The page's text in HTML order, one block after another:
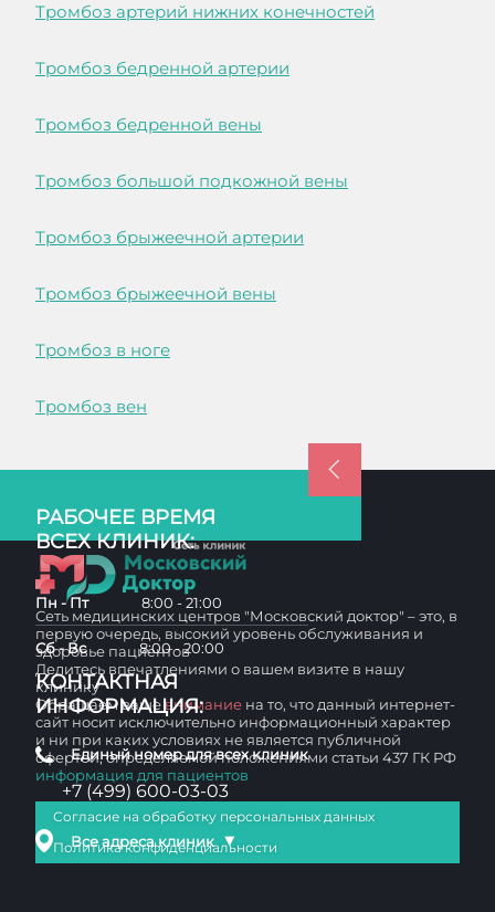
Тромбоз артерий нижних конечностей
Тромбоз бедренной артерии
Тромбоз бедренной вены
Тромбоз большой подкожной вены
Тромбоз брыжеечной артерии
Тромбоз брыжеечной вены
Тромбоз в ноге
Тромбоз вен
РАБОЧЕЕ ВРЕМЯ
ВСЕХ КЛИНИК:
Пн - Пт 8:00 - 21:00
Сб - Вс 8:00 - 20:00
КОНТАКТНАЯ
ИНФОРМАЦИЯ:
Единый номер для всех клиник
+7 (499) 600-03-03
Все адреса клиник ▼
Сеть медицинских центров "Московский доктор" – это, в
первую очередь, высокий уровень обслуживания и
здоровье пациентов
Делитесь впечатлениями о вашем визите в нашу
клинику
Обращаем вашевнимание на то, что данный интернет-
сайт носит исключительно информационный характер
и ни при каких условиях не является публичной
офертой, определяемой положениями статьи 437 ГК РФ
информация для пациентов
Согласие на обработку персональных данных
Политика конфиденциальности